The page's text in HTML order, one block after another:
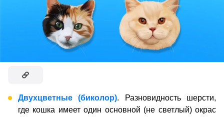
Двухцветные (биколор). Разновидность шерсти,
где кошка имеет один основной (не светлый) окрас